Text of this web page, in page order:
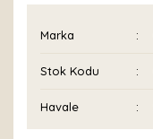
Marka
Stok Kodu
Havale